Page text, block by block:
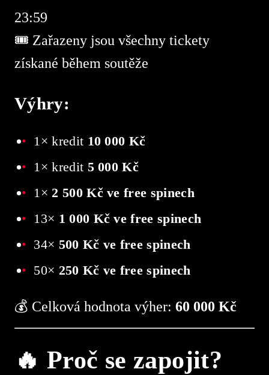
23:59
🎟 Zařazeny jsou všechny tickety
získané během soutěže
Výhry:
1× kredit 10 000 Kč
1× kredit 5 000 Kč
1× 2 500 Kč ve free spinech
13× 1 000 Kč ve free spinech
34× 500 Kč ve free spinech
50× 250 Kč ve free spinech
💰 Celková hodnota výher: 60 000 Kč
🔥 Proč se zapojit?